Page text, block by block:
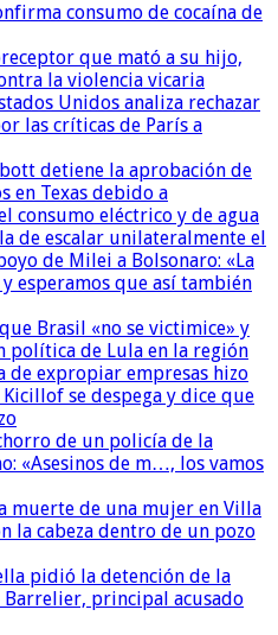
consumo de cocaína de
que mató a su hijo,
la violencia vicaria
Unidos analiza rechazar
las críticas de París a
detiene la aprobación de
en Texas debido a
consumo eléctrico y de agua
de escalar unilateralmente el
de Milei a Bolsonaro: «La
esperamos que así también
Brasil «no se victimice» y
política de Lula en la región
de expropiar empresas hizo
se despega y dice que
de un policía de la
«Asesinos de m…, los vamos
muerte de una mujer en Villa
la cabeza dentro de un pozo
pidió la detención de la
Barrelier, principal acusado